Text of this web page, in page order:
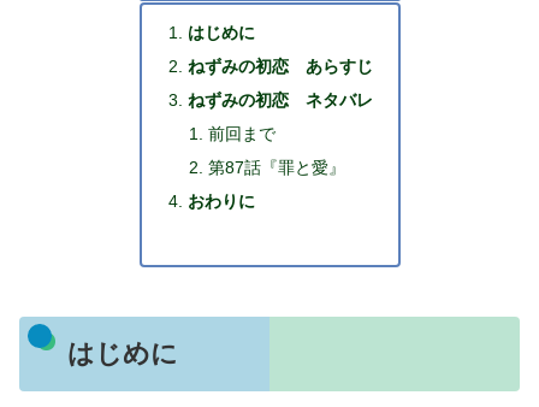
はじめに
ねずみの初恋 あらすじ
ねずみの初恋 ネタバレ
前回まで
第87話『罪と愛』
おわりに
はじめに